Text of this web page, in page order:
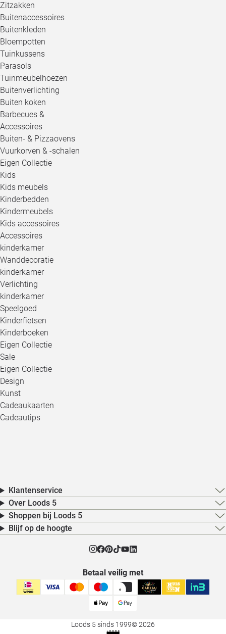
Zitzakken
Buitenaccessoires
Buitenkleden
Bloempotten
Tuinkussens
Parasols
Tuinmeubelhoezen
Buitenverlichting
Buiten koken
Barbecues &
Accessoires
Buiten- & Pizzaovens
Vuurkorven & -schalen
Eigen Collectie
Kids
Kids meubels
Kinderbedden
Kindermeubels
Kids accessoires
Accessoires
kinderkamer
Wanddecoratie
kinderkamer
Verlichting
kinderkamer
Speelgoed
Kinderfietsen
Kinderboeken
Eigen Collectie
Sale
Eigen Collectie
Design
Kunst
Cadeaukaarten
Cadeautips
Klantenservice
Over Loods 5
Shoppen bij Loods 5
Blijf op de hoogte
Betaal veilig met
Loods 5 sinds 1999© 2026